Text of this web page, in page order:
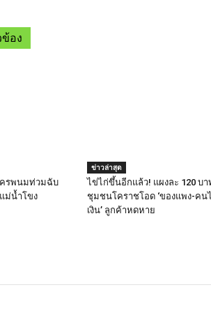
อง
รพนมท่วมฉับ
ม่น้ำโขง
ข่าวล่าสุด
ไข่ไก่ขึ้นอีกแล้ว! แผงละ 120 บา
ชุมชนโคราชโอด ‘ของแพง-คน
เงิน’ ลูกค้าหดหาย